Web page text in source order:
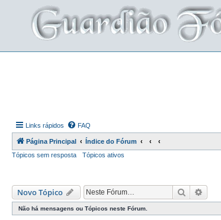
Links rápidos FAQ
Página Principal
Índice do Fórum
Tópicos sem resposta
Tópicos ativos
Novo Tópico Pesquisar
Não há mensagens ou Tópicos neste Fórum.